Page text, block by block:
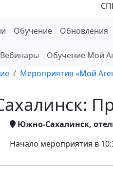
Обучение Обновления
Вебинары Обучение Мой
Мероприятия «Мой
Южно-Сахалинск,
Начало мероприятия в